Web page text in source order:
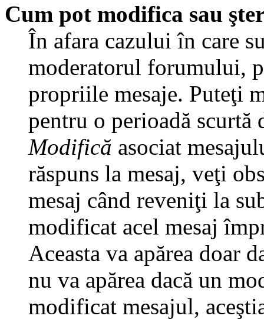
Cum pot modifica sau
În afara cazului în care
moderatorul forumului,
propriile mesaje. Puteţi
pentru o perioadă scurtă
Modifică asociat
răspuns la mesaj, veţi
mesaj când reveniţi la
modificat acel mesaj
Aceasta va apărea doar
nu va apărea dacă un
modificat mesajul,